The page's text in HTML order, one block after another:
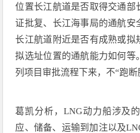
位置长江航道是否取得交通部
证批复、长江海事局的通航安
长江航道附近是否有成熟或拟
拟选址位置的通航能力如何等
列项目审批流程下来，不“跑断
葛凯分析，LNG动力船涉及
应、储备、运输到加注以及